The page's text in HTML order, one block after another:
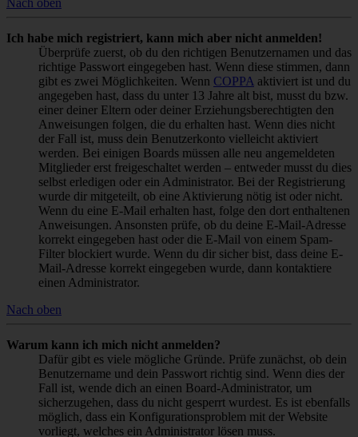
Ich habe mich registriert, kann mich aber nicht anmelden!
Überprüfe zuerst, ob du den richtigen Benutzernamen und das
richtige Passwort eingegeben hast. Wenn diese stimmen, dann
gibt es zwei Möglichkeiten. Wenn COPPA aktiviert ist und du
angegeben hast, dass du unter 13 Jahre alt bist, musst du bzw.
einer deiner Eltern oder deiner Erziehungsberechtigten den
Anweisungen folgen, die du erhalten hast. Wenn dies nicht
der Fall ist, muss dein Benutzerkonto vielleicht aktiviert
werden. Bei einigen Boards müssen alle neu angemeldeten
Mitglieder erst freigeschaltet werden – entweder musst du dies
selbst erledigen oder ein Administrator. Bei der Registrierung
wurde dir mitgeteilt, ob eine Aktivierung nötig ist oder nicht.
Wenn du eine E-Mail erhalten hast, folge den dort enthaltenen
Anweisungen. Ansonsten prüfe, ob du deine E-Mail-Adresse
korrekt eingegeben hast oder die E-Mail von einem Spam-
Filter blockiert wurde. Wenn du dir sicher bist, dass deine E-
Mail-Adresse korrekt eingegeben wurde, dann kontaktiere
einen Administrator.
Nach oben
Warum kann ich mich nicht anmelden?
Dafür gibt es viele mögliche Gründe. Prüfe zunächst, ob dein
Benutzername und dein Passwort richtig sind. Wenn dies der
Fall ist, wende dich an einen Board-Administrator, um
sicherzugehen, dass du nicht gesperrt wurdest. Es ist ebenfalls
möglich, dass ein Konfigurationsproblem mit der Website
vorliegt, welches ein Administrator lösen muss.